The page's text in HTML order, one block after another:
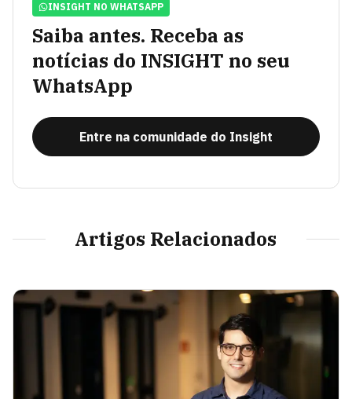
INSIGHT NO WHATSAPP
Saiba antes. Receba as
notícias do INSIGHT no seu
WhatsApp
Entre na comunidade do Insight
Artigos Relacionados